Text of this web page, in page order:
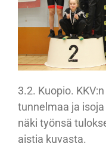
3.2. Kuopio.
tunnelmaa ja
näki työnsä
aistia kuvasta.